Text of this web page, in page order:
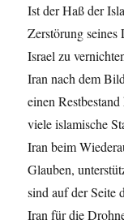
Ist der Haß der
Zerstörung
Israel zu
Iran nach dem
einen
viele islamische
Iran beim
Glauben,
sind auf der Seite
Iran für die